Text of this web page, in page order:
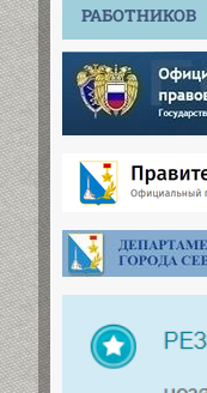
РАБОТНИКОВ